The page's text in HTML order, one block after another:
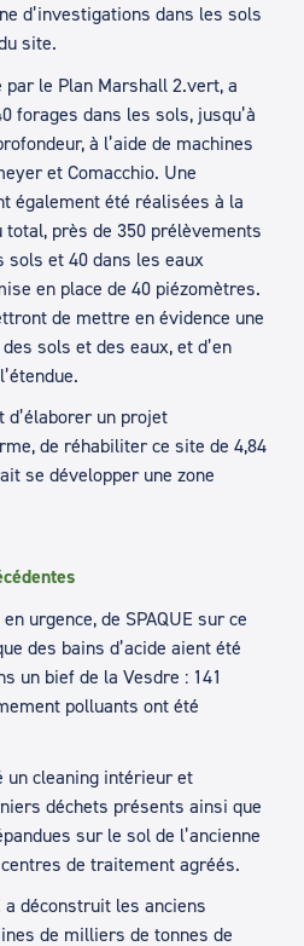
d’investigations dans les sols
site.
par le Plan Marshall 2.vert, a
forages dans les sols, jusqu’à
à l’aide de machines
et Comacchio. Une
également été réalisées à la
total, près de 350 prélèvements
sols et 40 dans les eaux
en place de 40 piézomètres.
de mettre en évidence une
sols et des eaux, et d’en
un projet
de réhabiliter ce site de 4,84
se développer une zone
urgence, de SPAQUE sur ce
des bains d’acide aient été
un bief de la Vesdre : 141
polluants ont été
un cleaning intérieur et
déchets présents ainsi que
sur le sol de l’ancienne
de traitement agréés.
a déconstruit les anciens
de milliers de tonnes de